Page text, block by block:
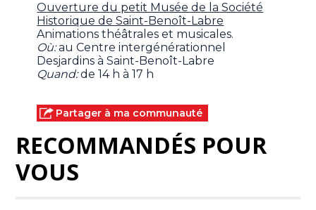
Ouverture du petit Musée de la Société
Historique de Saint-Benoît-Labre
Animations théâtrales et musicales.
Où:au Centre intergénérationnel
Desjardins à Saint-Benoît-Labre
Quand:de 14 h à 17 h
Partager à ma communauté
RECOMMANDÉS POUR
VOUS